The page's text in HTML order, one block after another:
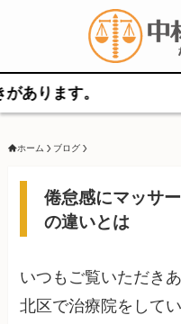
ホーム ブログ
倦怠感にマッサ
の違いとは
いつもご覧いただき
北区で治療院をして